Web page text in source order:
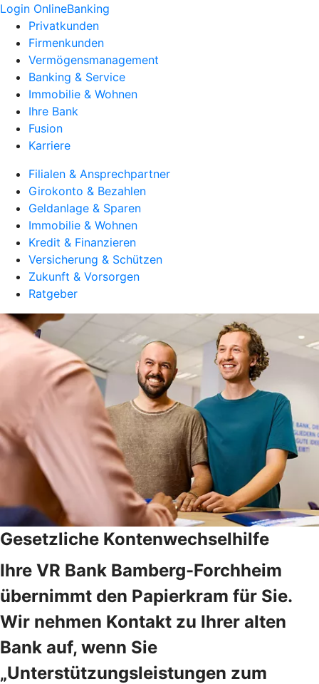
Login OnlineBanking
Privatkunden
Firmenkunden
Vermögensmanagement
Banking & Service
Immobilie & Wohnen
Ihre Bank
Fusion
Karriere
Filialen & Ansprechpartner
Girokonto & Bezahlen
Geldanlage & Sparen
Immobilie & Wohnen
Kredit & Finanzieren
Versicherung & Schützen
Zukunft & Vorsorgen
Ratgeber
Gesetzliche Kontenwechselhilfe
Ihre VR Bank Bamberg-Forchheim
übernimmt den Papierkram für Sie.
Wir nehmen Kontakt zu Ihrer alten
Bank auf, wenn Sie
„Unterstützungsleistungen zum